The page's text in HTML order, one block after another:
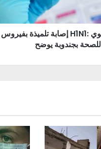
إصابة تلميذة بفيروس H1N1: المدير الجهوي
للصحة بجندوبة يوضح